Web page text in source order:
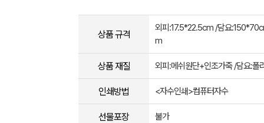
상품 규격
외피:17.5*22.5cm /담요
m
상품 재질 외피:메쉬원단+인조가죽 /담요:폴
인쇄방법 <자수인쇄>컴퓨터자수
선물포장 불가